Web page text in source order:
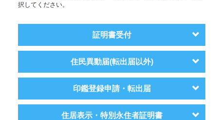
区役所フロアマップ
択してください。
証明書受付
住民異動届(転出届以外)
印鑑登録申請・転出届
住居表示・特別永住者証明書